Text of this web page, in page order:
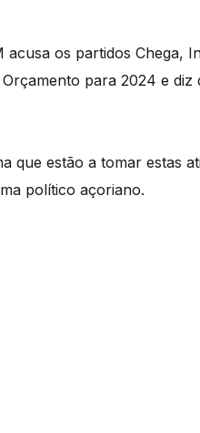
acusa os partidos Chega,
para 2024 e diz
que estão a tomar estas
político açoriano.